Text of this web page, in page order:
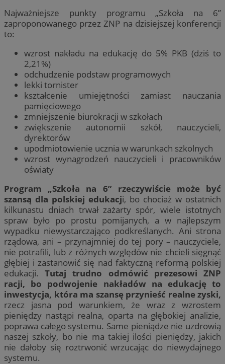
Najważniejsze punkty programu „Szkoła na 6”
zaproponowanego przez ZNP na dzisiejszej konferencji
to:
wzrost nakładu na edukację do 5% PKB (dziś to
2,21%)
odchudzenie podstaw programowych
lekki tornister
kształcenie umiejętności zamiast nauczania
pamięciowego
zmniejszenie biurokracji w szkołach
zwiększenie autonomii szkół, nauczycieli,
dyrektorów
upodmiotowienie ucznia w warunkach szkolnych
wzrost wynagrodzeń nauczycieli i pracowników
oświaty
Program „Szkoła na 6” rzeczywiście może być
szansą dla polskiej edukacji, bo chociaż w ostatnich
kilkunastu dniach trwał zażarty spór, wiele istotnych
spraw było po prostu pomijanych, a w najlepszym
wypadku niewystarczająco podkreślanych. Ani strona
rządowa, ani – przynajmniej do tej pory – nauczyciele,
nie potrafili, lub z różnych względów nie chcieli sięgnąć
głębiej i zastanowić się nad faktyczną reformą polskiej
edukacji.Tutaj trudno odmówić prezesowi ZNP
racji, bo podwojenie nakładów na edukację to
inwestycja, która ma szansę przynieść realne zyski,
rzecz jasna pod warunkiem, że wraz z wzrostem
pieniędzy nastąpi realna, oparta na głębokiej analizie,
poprawa całego systemu. Same pieniądze nie uzdrowią
naszej szkoły, bo nie ma takiej ilości pieniędzy, jakich
nie dałoby się roztrwonić wrzucając do niewydajnego
systemu.